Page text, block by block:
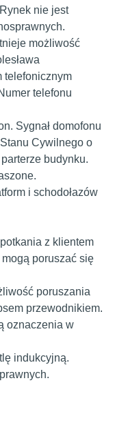
nie jest
możliwość
telefonicznym
telefonu
Sygnał domofonu
Cywilnego o
budynku.
i schodołazów
z klientem
poruszać się
poruszania
przewodnikiem.
oznaczenia w
indukcyjną.